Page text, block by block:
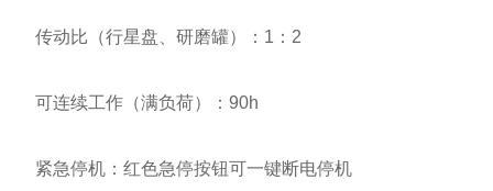
传动比（行星盘、研磨罐）：1：2
可连续工作（满负荷）：90h
紧急停机：红色急停按钮可一键断电停机